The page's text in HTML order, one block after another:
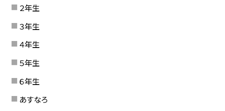
２年生
３年生
４年生
５年生
６年生
あすなろ